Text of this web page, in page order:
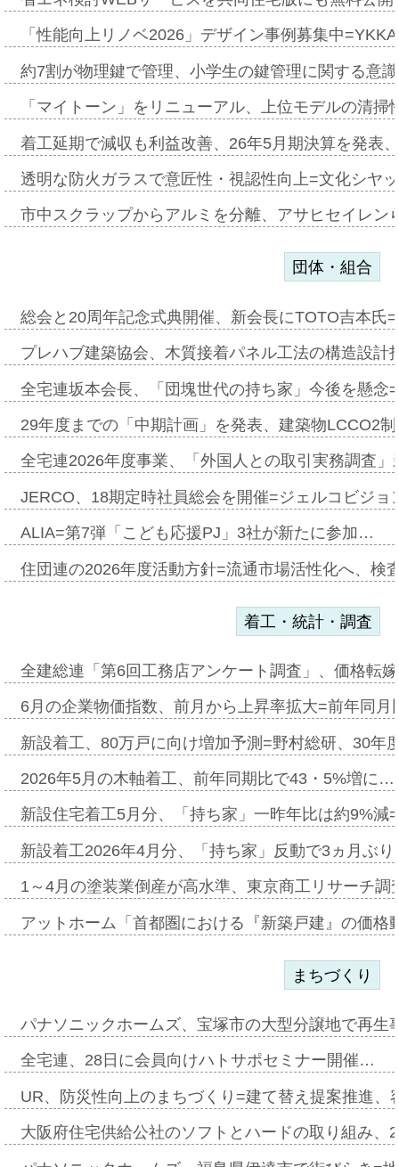
「性能向上リノベ2026」デザイン事例募集中
約7割が物理鍵で管理、小学生の鍵管理に関する意
「マイトーン」をリニューアル、上位モデルの清
着工延期で減収も利益改善、26年5月期決算を発表
透明な防火ガラスで意匠性・視認性向上=文化シヤ
市中スクラップからアルミを分離、アサヒセイレ
団体・組合
総会と20周年記念式典開催、新会長にTOTO吉本氏
プレハブ建築協会、木質接着パネル工法の構造設
全宅連坂本会長、「団塊世代の持ち家」今後を懸
29年度までの「中期計画」を発表、建築物LCCO2
全宅連2026年度事業、「外国人との取引実務調査
JERCO、18期定時社員総会を開催=ジェルコビジ
ALIA=第7弾「こども応援PJ」3社が新たに参加…
住団連の2026年度活動方針=流通市場活性化へ、検
着工・統計・調査
全建総連「第6回工務店アンケート調査」、価格転
6月の企業物価指数、前月から上昇率拡大=前年同
新設着工、80万戸に向け増加予測=野村総研、30年
2026年5月の木軸着工、前年同期比で43・5%増に…
新設住宅着工5月分、「持ち家」一昨年比は約9%
新設着工2026年4月分、「持ち家」反動で3ヵ月ぶ
1～4月の塗装業倒産が高水準、東京商工リサーチ
アットホーム「首都圏における『新築戸建』の価
まちづくり
パナソニックホームズ、宝塚市の大型分譲地で再
全宅連、28日に会員向けハトサポセミナー開催…
UR、防災性向上のまちづくり=建て替え提案推進
大阪府住宅供給公社のソフトとハードの取り組み